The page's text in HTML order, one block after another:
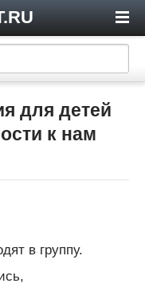
для детей
к нам
в группу.